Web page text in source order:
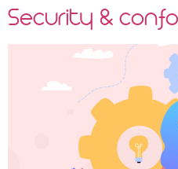
Security &